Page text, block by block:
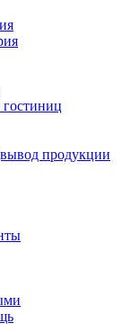
продукции